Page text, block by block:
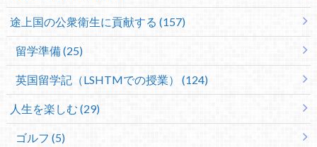
途上国の公衆衛生に貢献する (157)
留学準備 (25)
英国留学記（LSHTMでの授業） (124)
人生を楽しむ (29)
ゴルフ (5)